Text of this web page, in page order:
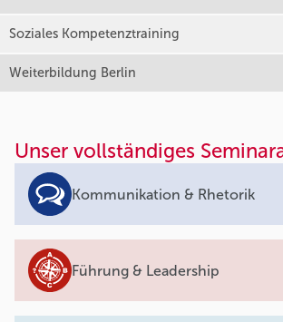
Soziales Kompetenztraining
Weiterbildung Berlin
Unser vollständiges
Kommunikation & Rhetorik
Führung & Leadership